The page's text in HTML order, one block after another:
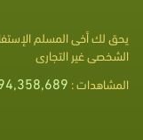
يحق لك أخى المسلم
الشخصى غير التجارى
المشاهدات :